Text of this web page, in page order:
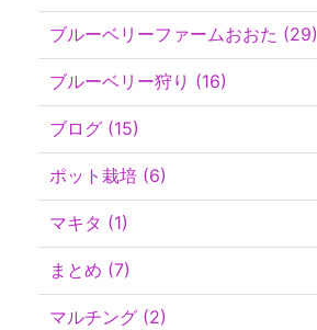
ブルーベリーファームおおた (29)
ブルーベリー狩り (16)
ブログ (15)
ポット栽培 (6)
マキタ (1)
まとめ (7)
マルチング (2)